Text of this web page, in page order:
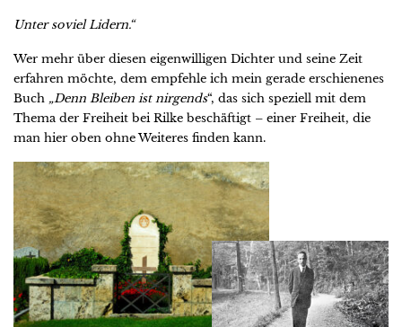
Unter soviel Lidern.“
Wer mehr über diesen eigenwilligen Dichter und seine Zeit
erfahren möchte, dem empfehle ich mein gerade erschienenes
Buch „Denn Bleiben ist nirgends“, das sich speziell mit dem
Thema der Freiheit bei Rilke beschäftigt – einer Freiheit, die
man hier oben ohne Weiteres finden kann.